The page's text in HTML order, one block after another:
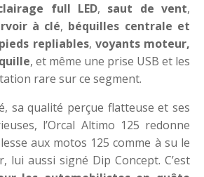
full LED, saut de vent,
à clé, béquilles centrale et
repliables, voyants moteur,
, et même une prise USB et les
rare sur ce segment.
sa qualité perçue flatteuse et ses
l’Orcal Altimo 125 redonne
aux motos 125 comme à su le
lui aussi signé Dip Concept. C’est